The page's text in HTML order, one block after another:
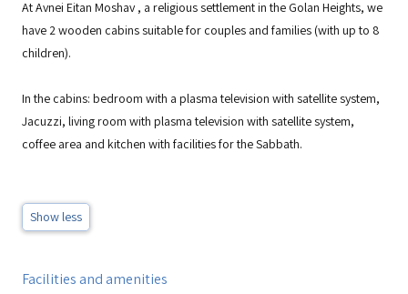
At Avnei Eitan Moshav , a religious settlement in the Golan Heights, we
have 2 wooden cabins suitable for couples and families (with up to 8
children).
In the cabins: bedroom with a plasma television with satellite system,
Jacuzzi, living room with plasma television with satellite system,
coffee area and kitchen with facilities for the Sabbath.
Show less
Facilities and amenities